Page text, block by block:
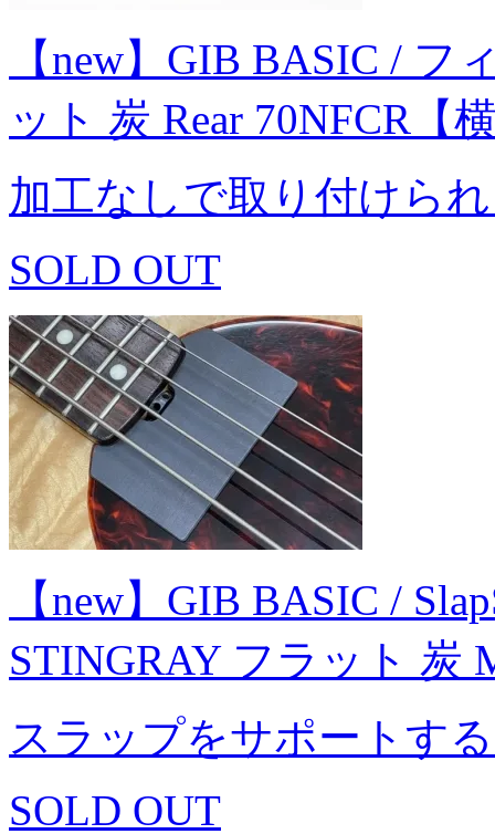
【new】GIB BASIC / フ
ット 炭 Rear 70NFCR【
加工なしで取り付けら
SOLD OUT
【new】GIB BASIC /
STINGRAY フラット 炭
スラップをサポートす
SOLD OUT